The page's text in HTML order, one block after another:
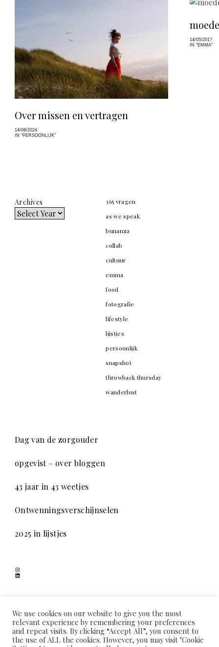
Over missen en vertragen
14/08/2024
IN "PERSOONLIJK"
14/05/2017
IN "EMMA"
Archives
365 vragen
as we speak
bunanza
collab
cultuur
emma
food
fotografie
lifestyle
lijstjes
persoonlijk
snapshot
throwback thursday
wanderlust
Dag van de zorgouder
opgevist – over bloggen
43 jaar in 43 weetjes
Ontwenningsverschijnselen
2025 in lijstjes
Instagram
LinkedIn
SCHADUWSPEL
HOME OVER MIJ COOKIEVERKLARING
PRIVACYVERKLARING
We use cookies on our website to give you the most
relevant experience by remembering your preferences
and repeat visits. By clicking “Accept All”, you consent to
the use of ALL the cookies. However, you may visit "Cookie